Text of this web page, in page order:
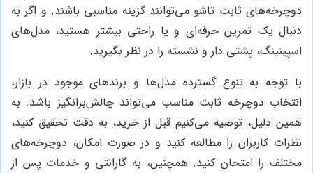
دوچرخه‌های ثابت تاشو می‌توانند گزینه مناسبی باشند. و اگر به
دنبال یک تمرین حرفه‌ای و یا راحتی بیشتر هستید، مدل‌های
اسپینینگ، پشتی دار و نشسته را در نظر بگیرید.
با توجه به تنوع گسترده مدل‌ها و برندهای موجود در بازار،
انتخاب دوچرخه ثابت مناسب می‌تواند چالش‌برانگیز باشد. به
همین دلیل، توصیه می‌کنیم قبل از خرید، به دقت تحقیق کنید،
نظرات کاربران را مطالعه کنید و در صورت امکان، دوچرخه‌های
مختلف را امتحان کنید. همچنین، به گارانتی و خدمات پس از